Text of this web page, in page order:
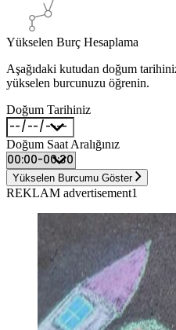
Yükselen Burç Hesaplama
Aşağıdaki kutudan doğum
yükselen burcunuzu öğrenin.
Doğum Tarihiniz
Doğum Saat Aralığınız
Yükselen Burcumu Göster
REKLAM advertisement1